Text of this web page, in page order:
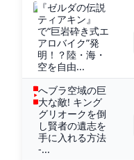
『ゼルダの伝説
ティアキン』
で“巨岩砕き式エ
アロバイク”発
明！？陸・海・
空を自由...
へブラ空域の巨
大な敵! キング
グリオークを倒
し賢者の遺志を
手に入れる方法
-...